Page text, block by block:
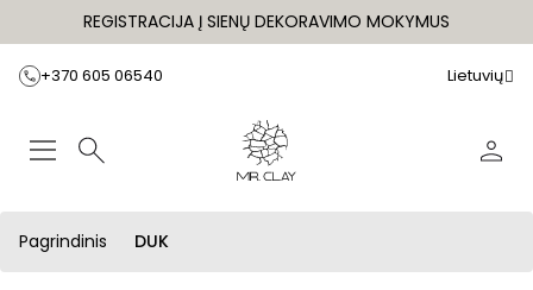
REGISTRACIJA Į SIENŲ DEKORAVIMO MOKYMUS
+370 605 06540 Lietuvių
Pagrindinis DUK